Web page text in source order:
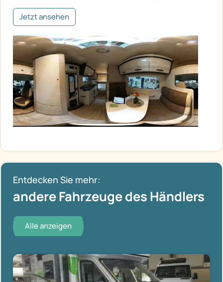
Jetzt ansehen
Entdecken Sie mehr:
andere Fahrzeuge des Händlers
Alle anzeigen